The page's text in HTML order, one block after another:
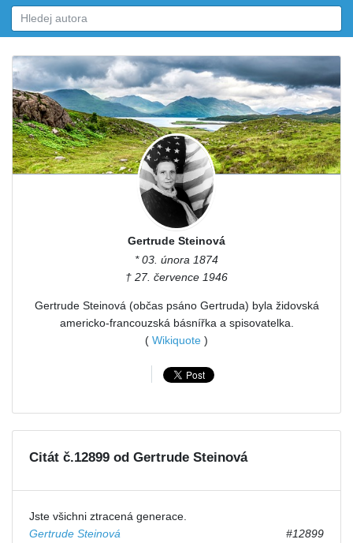
Gertrude Steinová
* 03. února 1874
† 27. července 1946
Gertrude Steinová (občas psáno Gertruda) byla židovská
americko-francouzská básnířka a spisovatelka.
( Wikiquote )
Citát č.12899 od Gertrude Steinová
Jste všichni ztracená generace.
Gertrude Steinová
#12899